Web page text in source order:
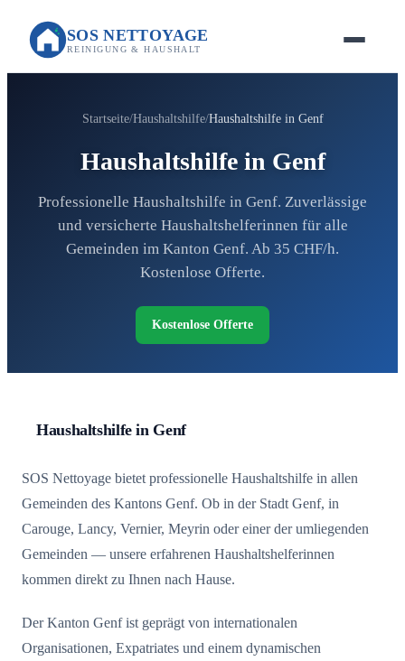
SOS NETTOYAGE
REINIGUNG & HAUSHALT
Startseite Haushaltshilfe Haushaltshilfe in Genf
Haushaltshilfe in Genf
Professionelle Haushaltshilfe in Genf. Zuverlässige
und versicherte Haushaltshelferinnen für alle
Gemeinden im Kanton Genf. Ab 35 CHF/h.
Kostenlose Offerte.
Kostenlose Offerte
Haushaltshilfe in Genf
SOS Nettoyage bietet professionelle Haushaltshilfe in allen
Gemeinden des Kantons Genf. Ob in der Stadt Genf, in
Carouge, Lancy, Vernier, Meyrin oder einer der umliegenden
Gemeinden — unsere erfahrenen Haushaltshelferinnen
kommen direkt zu Ihnen nach Hause.
Der Kanton Genf ist geprägt von internationalen
Organisationen, Expatriates und einem dynamischen